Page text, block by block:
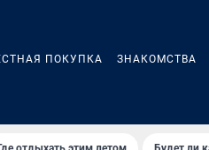
ПОКУПКА ЗНАКОМСТВА